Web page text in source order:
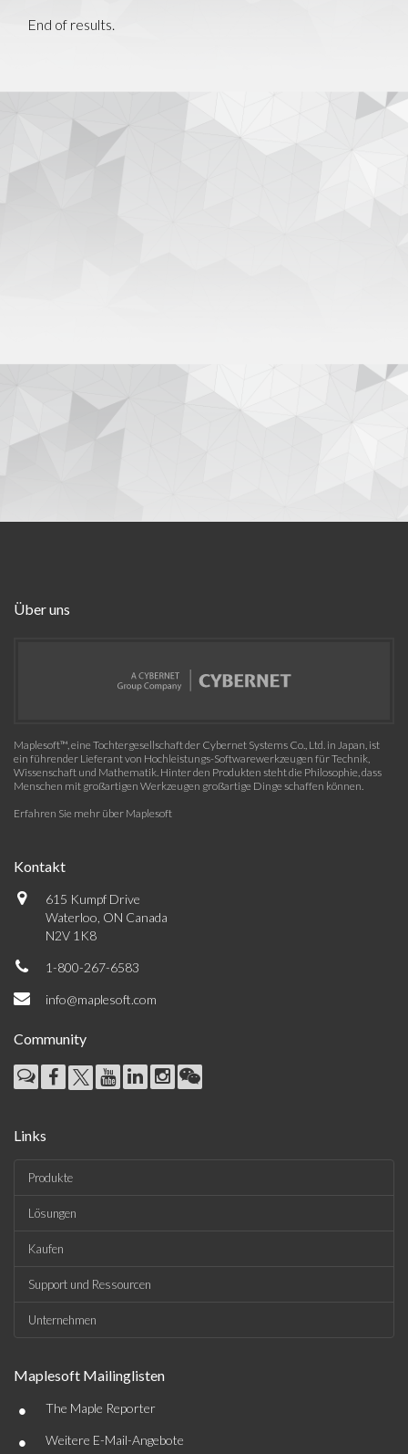
End of results.
Über uns
Maplesoft™, eine Tochtergesellschaft der Cybernet Systems Co., Ltd. in Japan, ist
ein führender Lieferant von Hochleistungs-Softwarewerkzeugen für Technik,
Wissenschaft und Mathematik. Hinter den Produkten steht die Philosophie, dass
Menschen mit großartigen Werkzeugen großartige Dinge schaffen können.
Erfahren Sie mehr über Maplesoft
Kontakt
615 Kumpf Drive
Waterloo, ON Canada
N2V 1K8
1-800-267-6583
info@maplesoft.com
Community
Links
Produkte
Lösungen
Kaufen
Support und Ressourcen
Unternehmen
Maplesoft Mailinglisten
• The Maple Reporter
• Weitere E-Mail-Angebote